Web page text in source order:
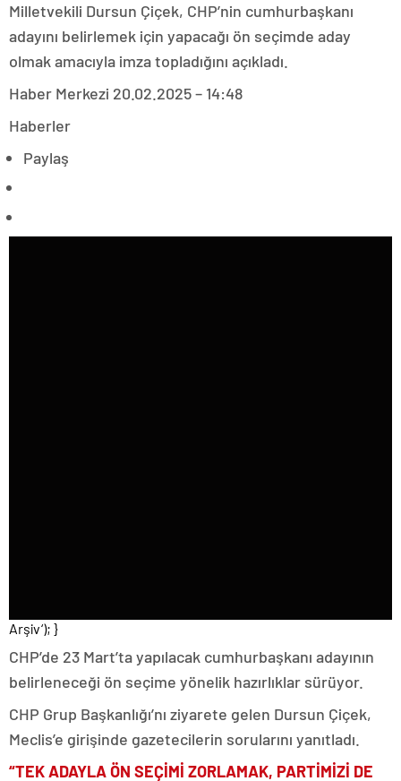
Milletvekili Dursun Çiçek, CHP’nin cumhurbaşkanı
adayını belirlemek için yapacağı ön seçimde aday
olmak amacıyla imza topladığını açıkladı.
Haber Merkezi 20.02.2025 – 14:48
Haberler
Paylaş
Arşiv‘); }
CHP’de 23 Mart’ta yapılacak cumhurbaşkanı adayının
belirleneceği ön seçime yönelik hazırlıklar sürüyor.
CHP Grup Başkanlığı’nı ziyarete gelen Dursun Çiçek,
Meclis’e girişinde gazetecilerin sorularını yanıtladı.
“TEK ADAYLA ÖN SEÇİMİ ZORLAMAK, PARTİMİZİ DE